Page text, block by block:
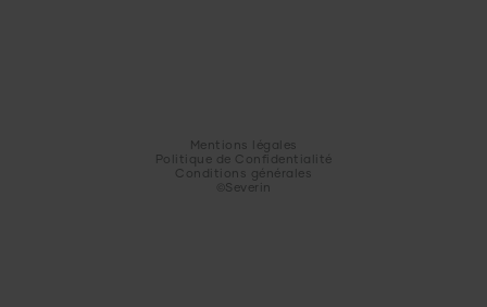
Mentions légales
Politique de Confidentialité
Conditions générales
©Severin